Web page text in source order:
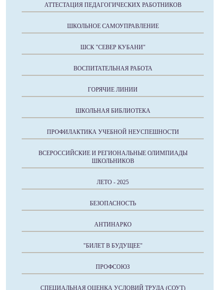
АТТЕСТАЦИЯ ПЕДАГОГИЧЕСКИХ РАБОТНИКОВ
ШКОЛЬНОЕ САМОУПРАВЛЕНИЕ
ШСК "СЕВЕР КУБАНИ"
ВОСПИТАТЕЛЬНАЯ РАБОТА
ГОРЯЧИЕ ЛИНИИ
ШКОЛЬНАЯ БИБЛИОТЕКА
ПРОФИЛАКТИКА УЧЕБНОЙ НЕУСПЕШНОСТИ
ВСЕРОССИЙСКИЕ И РЕГИОНАЛЬНЫЕ ОЛИМПИАДЫ
ШКОЛЬНИКОВ
ЛЕТО - 2025
БЕЗОПАСНОСТЬ
АНТИНАРКО
"БИЛЕТ В БУДУЩЕЕ"
ПРОФСОЮЗ
СПЕЦИАЛЬНАЯ ОЦЕНКА УСЛОВИЙ ТРУДА (СОУТ)